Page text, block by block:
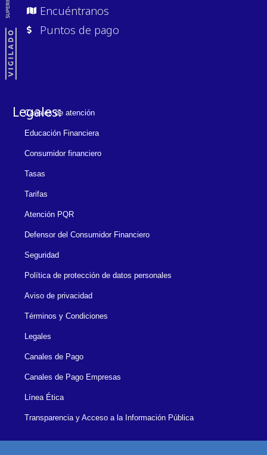
Encuéntranos
Puntos de pago
Legales:
Canales de atención
Educación Financiera
Consumidor financiero
Tasas
Tarifas
Atención PQR
Defensor del Consumidor Financiero
Seguridad
Política de protección de datos personales
Aviso de privacidad
Términos y Condiciones
Legales
Canales de Pago
Canales de Pago Empresas
Línea Ética
Transparencia y Acceso a la Información Pública